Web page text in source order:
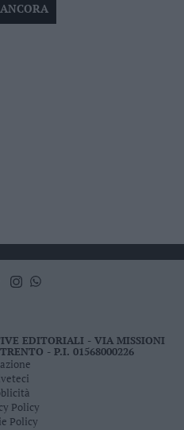
EDITORIALI - VIA MISSIONI
- P.I. 01568000226
Policy
Policy